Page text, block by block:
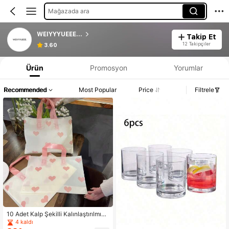
Mağazada ara
WEIYYYUEEE...
3.60
Takip Et
12 Takipçiler
Ürün Promosyon Yorumlar
Recommended Most Popular Price Filtrele
10 Adet Kalp Şekilli Kalınlaştırılmış
Plastik Hediye Çantası - Sevgililer
4 kaldı